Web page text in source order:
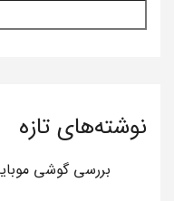
نوشته‌های تازه
بررسی گوشی موبایل